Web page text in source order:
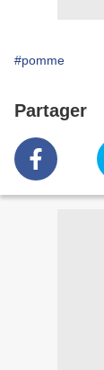
#pomme
Partager